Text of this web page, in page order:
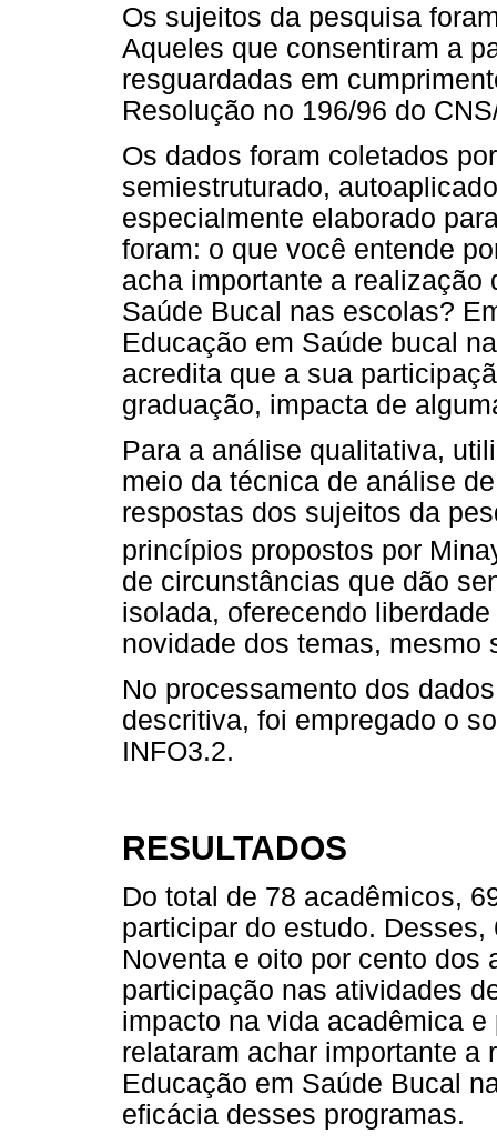
Os sujeitos da pesquisa
Aqueles que consentiram a
resguardadas em
Resolução no 196/96 do
Os dados foram coletados
semiestruturado,
especialmente elaborado
foram: o que você entende
acha importante a realização
Saúde Bucal nas escolas?
Educação em Saúde bucal
acredita que a sua
graduação, impacta de
Para a análise qualitativa,
meio da técnica de análise
respostas dos sujeitos da
princípios propostos por
de circunstâncias que dão
isolada, oferecendo
novidade dos temas, mesmo
No processamento dos
descritiva, foi empregado o
INFO3.2.
RESULTADOS
Do total de 78 acadêmicos,
participar do estudo.
Noventa e oito por cento dos
participação nas atividades
impacto na vida acadêmica
relataram achar importante a
Educação em Saúde Bucal
eficácia desses programas.